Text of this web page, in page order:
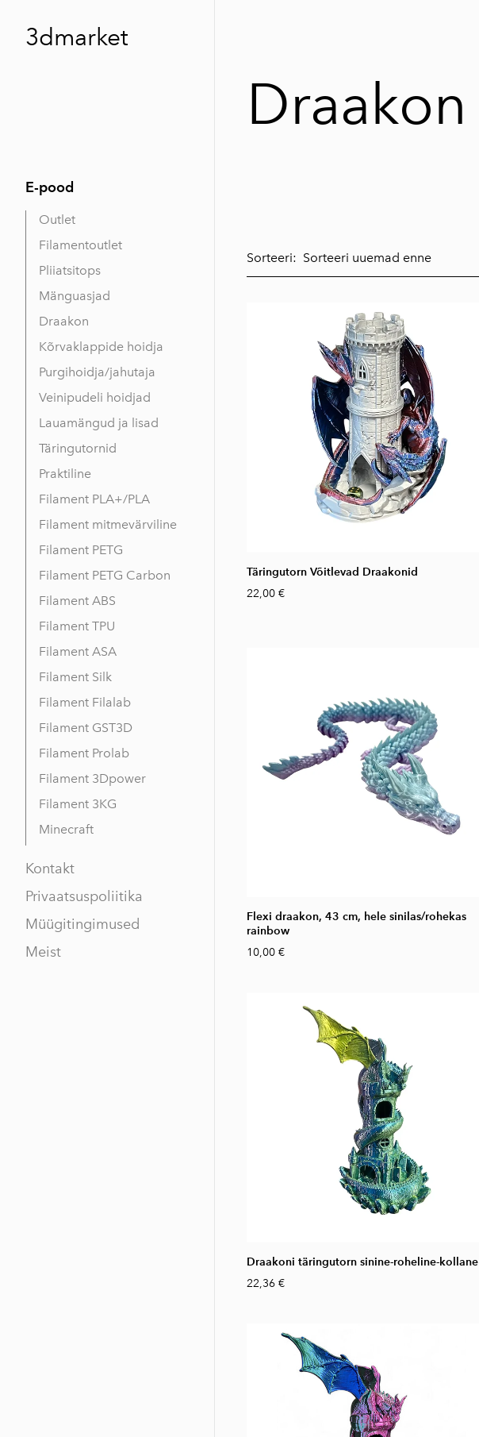
3dmarket
E-pood
Outlet
Filamentoutlet
Pliiatsitops
Mänguasjad
Draakon
Kõrvaklappide hoidja
Purgihoidja/jahutaja
Veinipudeli hoidjad
Lauamängud ja lisad
Täringutornid
Praktiline
Filament PLA+/PLA
Filament mitmevärviline
Filament PETG
Filament PETG Carbon
Filament ABS
Filament TPU
Filament ASA
Filament Silk
Filament Filalab
Filament GST3D
Filament Prolab
Filament 3Dpower
Filament 3KG
Minecraft
Kontakt
Privaatsuspoliitika
Müügitingimused
Meist
Draakon
Sorteeri:
Täringutorn Võitlevad Draakonid
22,00 €
Flexi draakon, 43 cm, hele sinilas/rohekas
rainbow
10,00 €
Draakoni täringutorn sinine-roheline-kollane
22,36 €